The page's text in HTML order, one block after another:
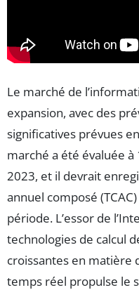
Le marché de
expansion, avec des
significatives prévues
marché a été évaluée
2023, et il devrait
annuel composé
période. L’essor de
technologies de calcul
croissantes en matière
temps réel propulse le